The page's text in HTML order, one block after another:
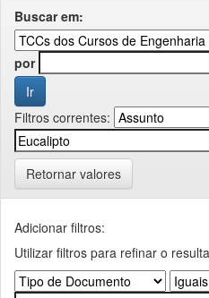
Buscar em:
por
Filtros correntes:
Retornar valores
Adicionar filtros:
Utilizar filtros para refinar o